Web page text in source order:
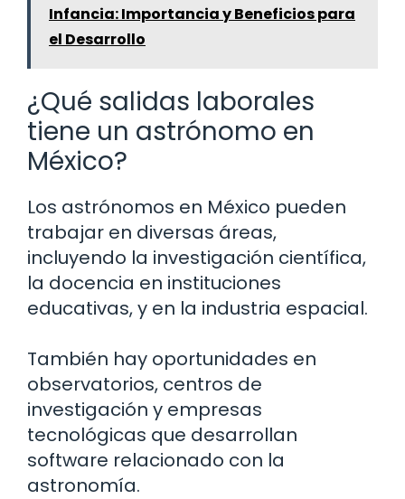
Infancia: Importancia y Beneficios para
el Desarrollo
¿Qué salidas laborales
tiene un astrónomo en
México?
Los astrónomos en México pueden
trabajar en diversas áreas,
incluyendo la investigación científica,
la docencia en instituciones
educativas, y en la industria espacial.
También hay oportunidades en
observatorios, centros de
investigación y empresas
tecnológicas que desarrollan
software relacionado con la
astronomía.